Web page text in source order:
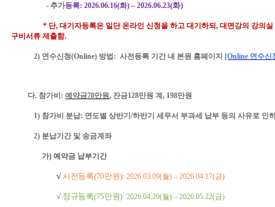
- 추가등록: 2026.06.16(화) – 2026.06.23(화)
* 단, 대기자등록은 일단 온라인 신청을 하고 대기하되, 대면강의 강의
구비서류 제출함.
2) 연수신청(Online) 방법: 사전등록 기간 내 본원 홈페이지 [Online 연수신
다. 참가비:예약금70만원, 잔금128만원 계, 198만원
1) 참가비 분납: 연도별 상반기/하반기 세무서 부과세 납부 등의 사유로 인
2) 분납기간 및 송금계좌
가)예약금 납부기간
√ 사전등록(70만원):2026.03.09(월)– 2026.04.17(금)
√ 정규등록(75만원): 2026.04. 20(월) –2026.05. 22(금)